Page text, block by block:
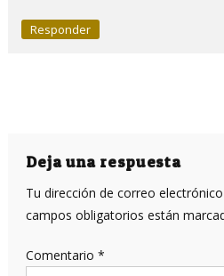
Responder
Deja una respuesta
Tu dirección de correo
campos obligatorios están
Comentario *